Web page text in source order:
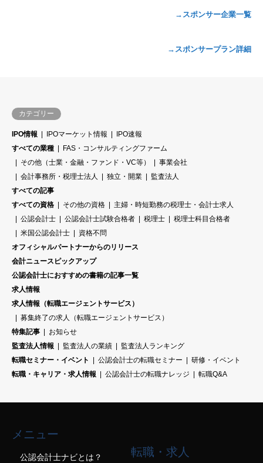
→スポンサー企業一覧
→スポンサープラン詳細
カテゴリー
IPO情報 IPOマーケット情報
IPO速報
すべての業種
FAS・コンサルティングファーム
その他（士業・金融・ファンド・VC等）
事業会社
会計事務所・税理士法人
独立・開業
監査法人
すべての記事
すべての資格
その他の資格
主婦・時短勤務の税理士・会計士求人
公認会計士
公認会計士試験合格者 税理士
税理士科目合格者
米国公認会計士
資格不問
オフィシャルパートナーからのリリース
会計ニュースピックアップ
公認会計士におすすめの書籍の記事一覧
求人情報
求人情報（転職エージェントサービス）
募集終了の求人（転職エージェントサービス）
特集記事
お知らせ
監査法人情報
監査法人の業績
監査法人ランキング
転職セミナー・イベント
公認会計士の転職セミナー
研修・イベント
転職・キャリア・求人情報
公認会計士の転職ナレッジ 転職Q&A
メニュー
公認会計士ナビとは？
転職・求人